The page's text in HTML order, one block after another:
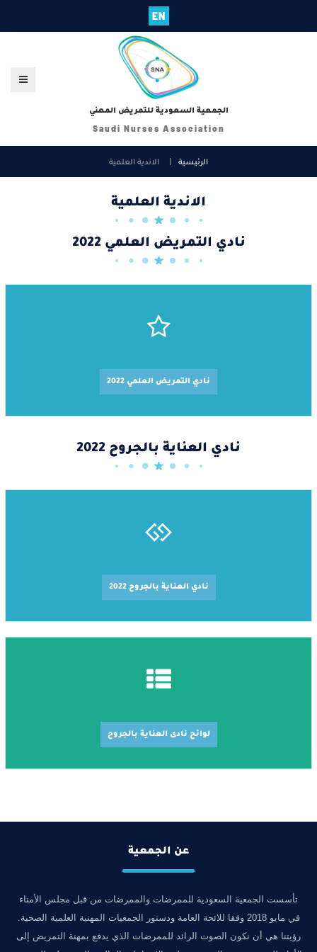
EN
الجمعية السعودية للتمريض المهني
Saudi Nurses Association
الرئيسية الاندية العلمية
الاندية العلمية
نادي التمريض العلمي 2022
نادي التمريض العلمي 2022
نادي العناية بالجروح 2022
نادي العناية بالجروح 2022
لوائح نادى العناية بالجروح
عن الجمعية
تأسست الجمعية السعودية للممرضات والممرضات من قبل مجلس الأمناء
في مايو 2018 وفقا للائحة العامة ودستور الجمعيات المهنية العلمية الصحية.
رؤيتنا هي أن نكون الصوت الرائد للممرضات الذي يدفع بمهنة التمريض إلى